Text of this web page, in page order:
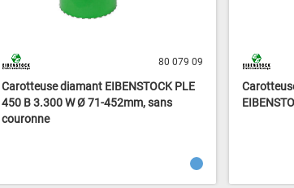
80 079 09
Carotteuse diamant EIBENSTOCK PLE
450 B 3.300 W Ø 71-452mm, sans
couronne